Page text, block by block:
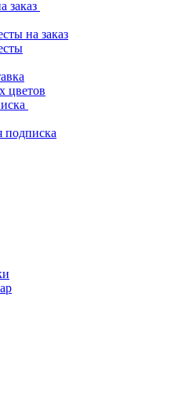
заказ
на заказ
цветов
подписка